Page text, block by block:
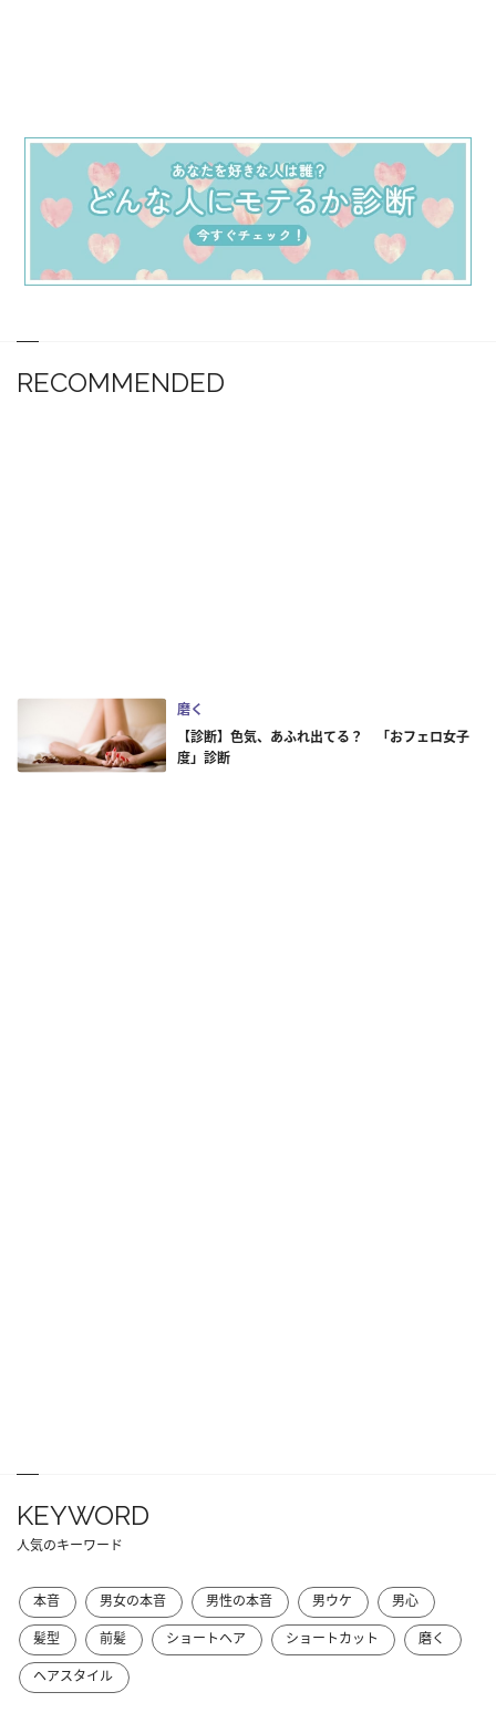
RECOMMENDED
磨く
【診断】色気、あふれ出てる？ 「おフェロ女子
度」診断
KEYWORD
人気のキーワード
本音 男女の本音 男性の本音 男ウケ
男心
髪型
前髪 ショートヘア ショートカット
磨く
ヘアスタイル